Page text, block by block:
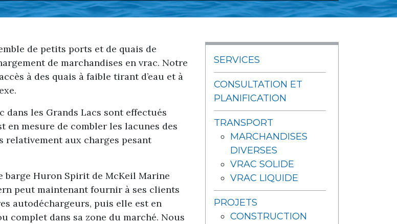
de petits ports et de quais de
de marchandises en vrac. Notre
à des quais à faible tirant d’eau et à
dans les Grands Lacs sont effectués
mesure de combler les lacunes des
relativement aux charges pesant
barge Huron Spirit de McKeil Marine
peut maintenant fournir à ses clients
autodéchargeurs, puis elle est en
complet dans sa zone du marché. Nous
SERVICES
CONSULTATION ET
PLANIFICATION
TRANSPORT
MARCHANDISES
DIVERSES
VRAC SOLIDE
VRAC LIQUIDE
PROJETS
CONSTRUCTION